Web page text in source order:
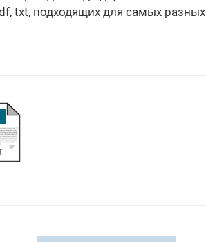
txt, подходящих для самых разных